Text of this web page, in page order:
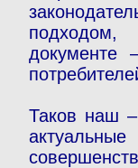
подходом,
документе
Таков наш